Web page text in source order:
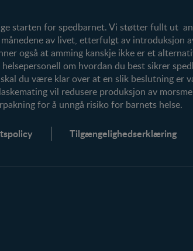
starten for spedbarnet. Vi støtter fullt ut
av livet, etterfulgt av introduksjon
også at amming kanskje ikke er et
om hvordan du best sikrer
du være klar over at en slik beslutning er
vil redusere produksjon av
for å unngå risiko for barnets helse.
Tilgængelighedserklæring